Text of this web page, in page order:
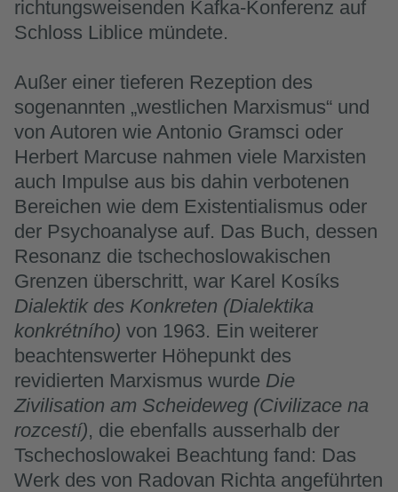
richtungsweisenden Kafka-Konferenz auf
Schloss Liblice mündete.
Außer einer tieferen Rezeption des
sogenannten „westlichen Marxismus“ und
von Autoren wie Antonio Gramsci oder
Herbert Marcuse nahmen viele Marxisten
auch Impulse aus bis dahin verbotenen
Bereichen wie dem Existentialismus oder
der Psychoanalyse auf. Das Buch, dessen
Resonanz die tschechoslowakischen
Grenzen überschritt, war Karel Kosíks
Dialektik des Konkreten (Dialektika
konkrétního) von 1963. Ein weiterer
beachtenswerter Höhepunkt des
revidierten Marxismus wurde Die
Zivilisation am Scheideweg (Civilizace na
rozcestí), die ebenfalls ausserhalb der
Tschechoslowakei Beachtung fand: Das
Werk des von Radovan Richta angeführten